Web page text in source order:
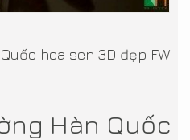
Hàn Quốc